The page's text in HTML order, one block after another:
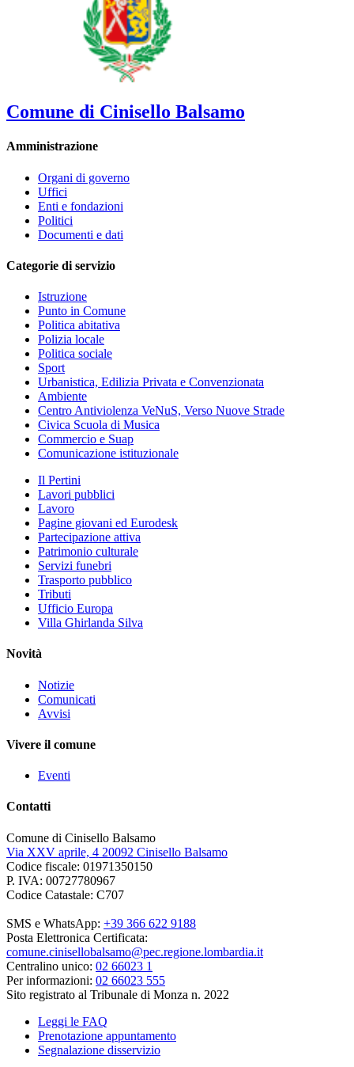
Comune di Cinisello Balsamo
Amministrazione
Organi di governo
Uffici
Enti e fondazioni
Politici
Documenti e dati
Categorie di servizio
Istruzione
Punto in Comune
Politica abitativa
Polizia locale
Politica sociale
Sport
Urbanistica, Edilizia Privata e Convenzionata
Ambiente
Centro Antiviolenza VeNuS, Verso Nuove Strade
Civica Scuola di Musica
Commercio e Suap
Comunicazione istituzionale
Il Pertini
Lavori pubblici
Lavoro
Pagine giovani ed Eurodesk
Partecipazione attiva
Patrimonio culturale
Servizi funebri
Trasporto pubblico
Tributi
Ufficio Europa
Villa Ghirlanda Silva
Novità
Notizie
Comunicati
Avvisi
Vivere il comune
Eventi
Contatti
Comune di Cinisello Balsamo
Via XXV aprile, 4 20092 Cinisello Balsamo
Codice fiscale: 01971350150
P. IVA: 00727780967
Codice Catastale: C707
SMS e WhatsApp: +39 366 622 9188
Posta Elettronica Certificata:
comune.cinisellobalsamo@pec.regione.lombardia.it
Centralino unico: 02 66023 1
Per informazioni: 02 66023 555
Sito registrato al Tribunale di Monza n. 2022
Leggi le FAQ
Prenotazione appuntamento
Segnalazione disservizio